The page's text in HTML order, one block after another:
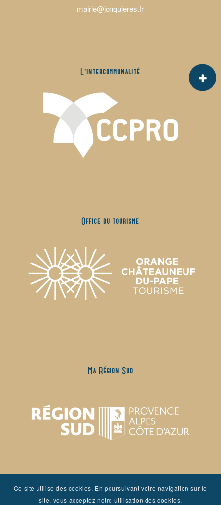
mairie@jonquieres.fr
L’intercommunalité
Office du tourisme
Ma Région Sud
Ce site utilise des cookies. En poursuivant votre navigation sur le
site, vous acceptez notre utilisation des cookies.